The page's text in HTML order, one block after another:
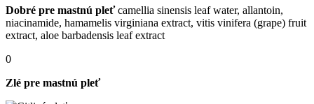
Dobré pre mastnú pleť camellia sinensis leaf water, allantoin,
niacinamide, hamamelis virginiana extract, vitis vinifera (grape) fruit
extract, aloe barbadensis leaf extract
0
Zlé pre mastnú pleť